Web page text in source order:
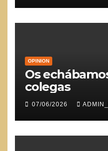
OPINION
Os
colegas
07/06/2026